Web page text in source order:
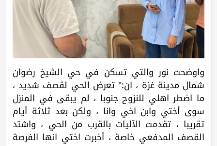
واوضحت نور والتي تسكن في حي الشيخ رضوان
شمال مدينة غزة ، ان:" تعرض الحي لقصف شديد ،
ما اضطر اهلي للنزوح جنوبا ، لم يبقى في المنزل
سوى أختي وابن اخي وانا ، ولكن بعد ثلاثة أيام
تقريبا ، تقدمت الآليات بالقرب من الحي ، واشتد
القصف المدفعي خاصة ، أخبرت اختي انها الفرصة